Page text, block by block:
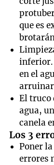
que es
inferior.
en el
El truco
agua,
canela
Los 3
Poner
errores